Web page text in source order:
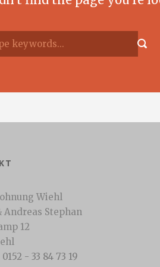
Wiehl
Andreas Stephan
12
- 33 84 73 19